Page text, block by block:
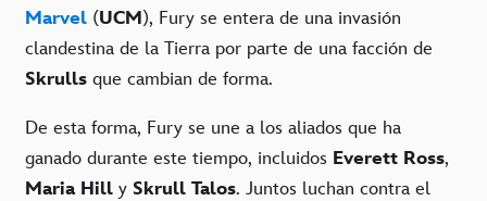
Marvel (UCM), Fury se entera de una invasión
clandestina de la Tierra por parte de una facción de
Skrulls que cambian de forma.
De esta forma, Fury se une a los aliados que ha
ganado durante este tiempo, incluidos Everett Ross,
Maria Hill y Skrull Talos. Juntos luchan contra el